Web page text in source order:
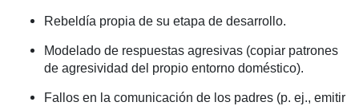
Rebeldía propia de su etapa de desarrollo.
Modelado de respuestas agresivas (copiar patrones
de agresividad del propio entorno doméstico).
Fallos en la comunicación de los padres (p. ej., emitir